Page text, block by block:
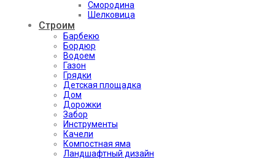
Смородина
Шелковица
Строим
Барбекю
Бордюр
Водоем
Газон
Грядки
Детская площадка
Дом
Дорожки
Забор
Инструменты
Качели
Компостная яма
Ландшафтный дизайн